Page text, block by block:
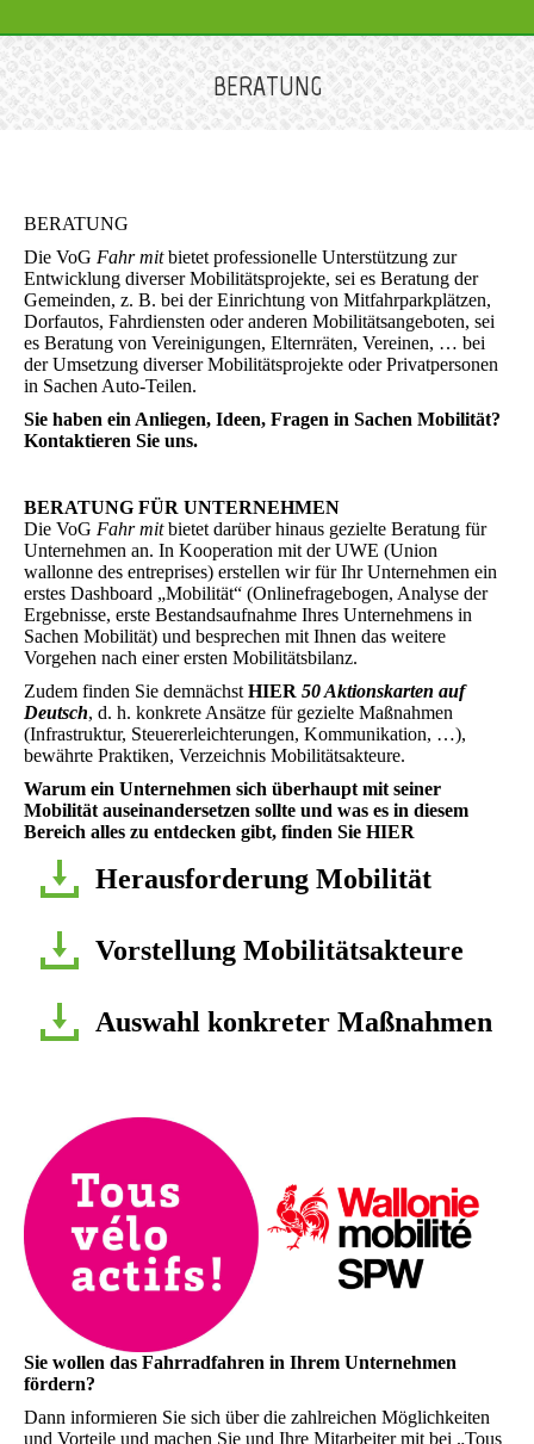
BERATUNG
Sie befinden sich hier:
BERATUNG
Die VoG Fahr mitbietet professionelle Unterstützung zur
Entwicklung diverser Mobilitätsprojekte, sei es Beratung der
Gemeinden, z. B. bei der Einrichtung von Mitfahrparkplätzen,
Dorfautos, Fahrdiensten oder anderen Mobilitätsangeboten, sei
es Beratung von Vereinigungen, Elternräten, Vereinen, … bei
der Umsetzung diverser Mobilitätsprojekte oder Privatpersonen
in Sachen Auto-Teilen.
Sie haben ein Anliegen, Ideen, Fragen in Sachen Mobilität?
Kontaktieren Sie uns.
BERATUNG FÜR UNTERNEHMEN
Die VoG Fahr mitbietet darüber hinaus gezielte Beratung für
Unternehmen an. In Kooperation mit der UWE (Union
wallonne des entreprises) erstellen wir für Ihr Unternehmen ein
erstes Dashboard „Mobilität“ (Onlinefragebogen, Analyse der
Ergebnisse, erste Bestandsaufnahme Ihres Unternehmens in
Sachen Mobilität) und besprechen mit Ihnen das weitere
Vorgehen nach einer ersten Mobilitätsbilanz.
Zudem finden Sie demnächst HIER 50 Aktionskarten auf
Deutsch, d. h. konkrete Ansätze für gezielte Maßnahmen
(Infrastruktur, Steuererleichterungen, Kommunikation, …),
bewährte Praktiken, Verzeichnis Mobilitätsakteure.
Warum ein Unternehmen sich überhaupt mit seiner
Mobilität auseinandersetzen sollte und was es in diesem
Bereich alles zu entdecken gibt, finden Sie HIER
Herausforderung Mobilität
Vorstellung Mobilitätsakteure
Auswahl konkreter Maßnahmen
Sie wollen das Fahrradfahren in Ihrem Unternehmen
fördern?
Dann informieren Sie sich über die zahlreichen Möglichkeiten
und Vorteile und machen Sie und Ihre Mitarbeiter mit bei „Tous